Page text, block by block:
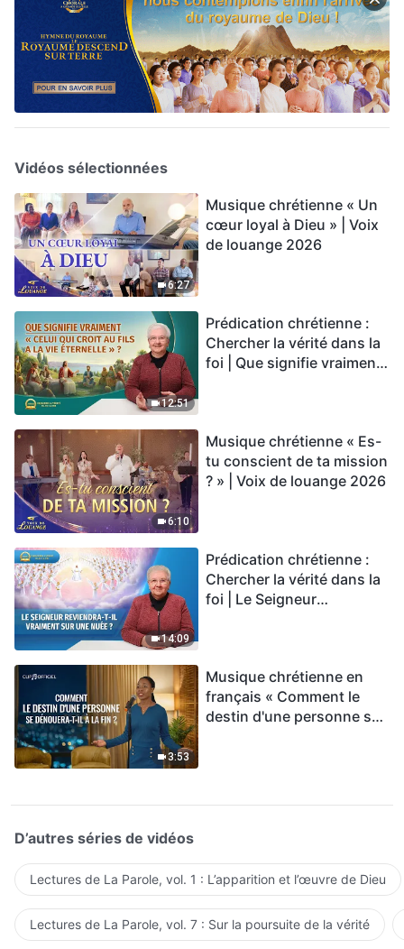
Vidéos sélectionnées
6:27
Musique chrétienne « Un
cœur loyal à Dieu » | Voix
de louange 2026
12:51
Prédication chrétienne :
Chercher la vérité dans la
foi | Que signifie vraiment
6:10
Musique chrétienne « Es-
tu conscient de ta mission
? » | Voix de louange 2026
14:09
Prédication chrétienne :
Chercher la vérité dans la
foi | Le Seigneur
3:53
Musique chrétienne en
français « Comment le
destin d'une personne se
D’autres séries de vidéos
Lectures de La Parole, vol. 1 : L’apparition et l’œuvre de Dieu
Lectures de La Parole, vol. 7 : Sur la poursuite de la vérité